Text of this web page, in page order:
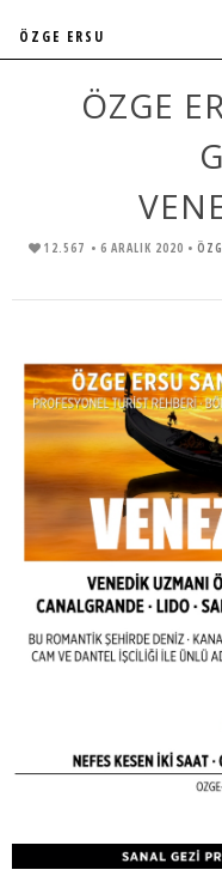
ÖZGE
12.567 • 6 ARALIK 2020 •
ÖZGE ERSU